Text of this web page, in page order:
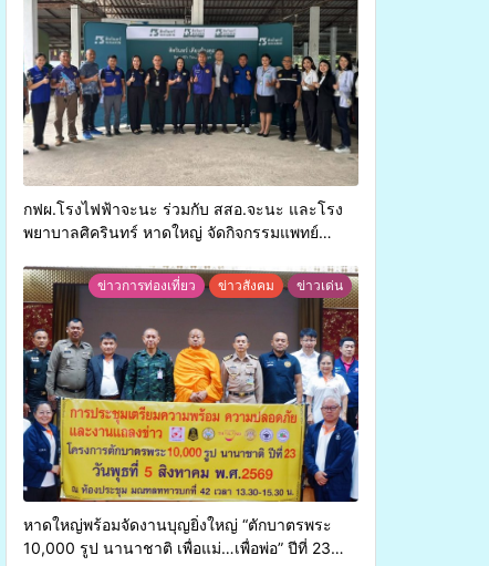
กฟผ.โรงไฟฟ้าจะนะ ร่วมกับ สสอ.จะนะ และโรง
พยาบาลศิครินทร์ หาดใหญ่ จัดกิจกรรมแพทย์
ข่าวการท่องเที่ยว ข่าวสังคม ข่าวเด่น
หาดใหญ่พร้อมจัดงานบุญยิ่งใหญ่ “ตักบาตรพระ
10,000 รูป นานาชาติ เพื่อแม่…เพื่อพ่อ” ปีที่ 23